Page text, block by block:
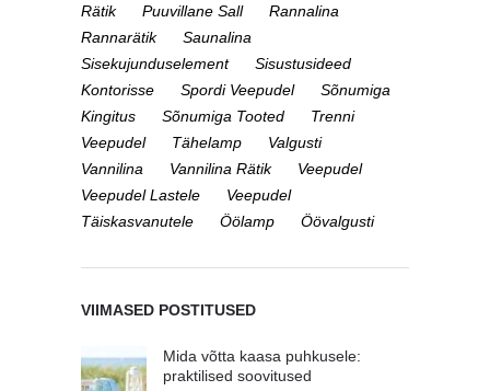
Rätik
Puuvillane Sall
Rannalina
Rannarätik
Saunalina
Sisekujunduselement
Sisustusideed
Kontorisse
Spordi Veepudel
Sõnumiga
Kingitus
Sõnumiga Tooted
Trenni
Veepudel
Tähelamp
Valgusti
Vannilina
Vannilina Rätik
Veepudel
Veepudel Lastele
Veepudel
Täiskasvanutele
Öölamp Öövalgusti
VIIMASED POSTITUSED
Mida võtta kaasa puhkusele:
praktilised soovitused